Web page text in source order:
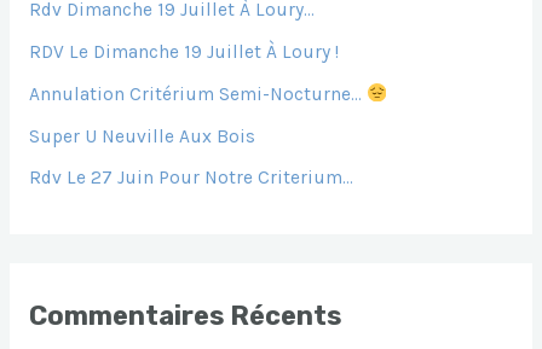
C
H
E
Rdv Dimanche 19 Juillet À Loury…
RDV Le Dimanche 19 Juillet À Loury !
Annulation Critérium Semi-Nocturne…
Super U Neuville Aux Bois
Rdv Le 27 Juin Pour Notre Criterium…
Commentaires Récents